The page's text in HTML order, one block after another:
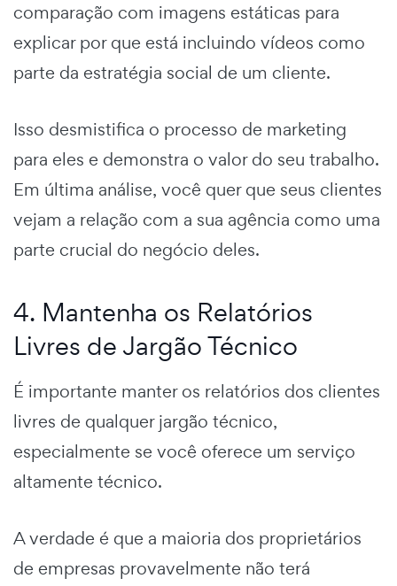
comparação com imagens estáticas para
explicar por que está incluindo vídeos como
parte da estratégia social de um cliente.
Isso desmistifica o processo de marketing
para eles e demonstra o valor do seu trabalho.
Em última análise, você quer que seus clientes
vejam a relação com a sua agência como uma
parte crucial do negócio deles.
4. Mantenha os Relatórios
Livres de Jargão Técnico
É importante manter os relatórios dos clientes
livres de qualquer jargão técnico,
especialmente se você oferece um serviço
altamente técnico.
A verdade é que a maioria dos proprietários
de empresas provavelmente não terá